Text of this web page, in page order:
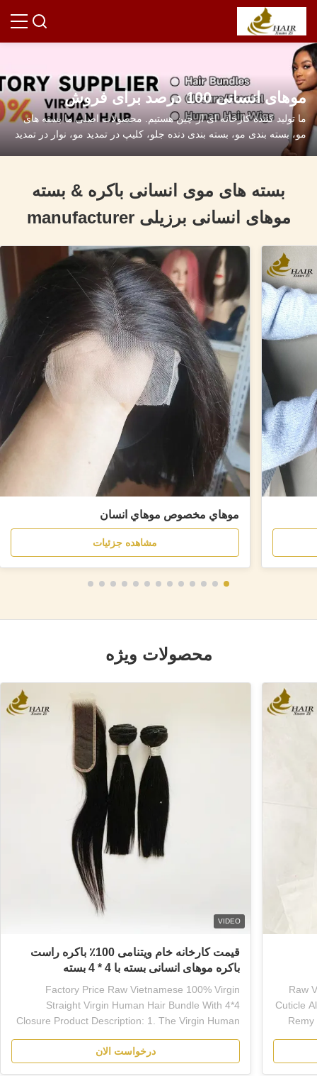
موهای انسانی 100 درصد برای فروش
ما تولید کننده کارخانه ای از چین هستیم. محصولات اصلی ما بسته های
مو، بسته بندی مو، بسته بندی دنده جلو، کلیپ در تمدید مو، نوار در تمدید
مو و غیره هستند.
بسته های موی انسانی باکره & بسته
موهای انسانی برزیلی manufacturer
موهاي مخصوص موهاي انسان
مشاهده جزئیات
محصولات ویژه
Raw
Cuticle
finish.
VIDEO
قیمت کارخانه خام ویتنامی 100٪ باکره راست
باکره موهای انسانی بسته با 4 * 4 بسته
Factory Price Raw Vietnamese 100% Virgin
Straight Virgin Human Hair Bundle With 4*4
Closure Product Description: 1. The Virgin Human
8 inches to 30 inches, making it easy to find the
perfect length for your needs. Each bundle weighs
درخواست الان